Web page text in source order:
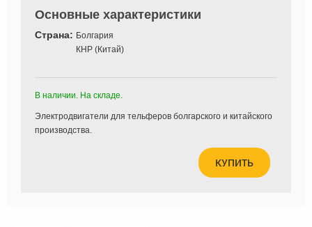
Основные характеристики
Страна: Болгария
КНР (Китай)
КУПИТЬ
В наличии. На складе.
Электродвигатели для тельферов болгарского и китайского
производства.